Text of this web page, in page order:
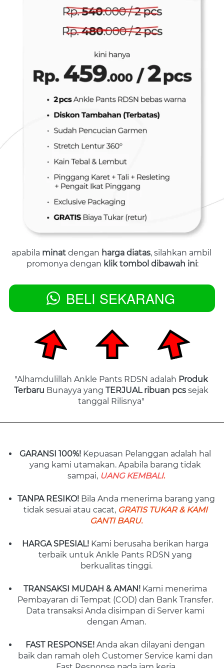
apabila minat dengan harga diatas, silahkan ambil
promonya dengan klik tombol dibawah ini:
` BELI SEKARANG
"Alhamdulillah Ankle Pants RDSN adalah Produk
Terbaru Bunayya yang TERJUAL ribuan pcs sejak
tanggal Rilisnya"
GARANSI 100%! Kepuasan Pelanggan adalah hal
yang kami utamakan. Apabila barang tidak
sampai, UANG KEMBALI.
TANPA RESIKO! Bila Anda menerima barang yang
tidak sesuai atau cacat, GRATIS TUKAR & KAMI
GANTI BARU.
HARGA SPESIAL! Kami berusaha berikan harga
terbaik untuk Ankle Pants RDSN yang
berkualitas tinggi.
TRANSAKSI MUDAH & AMAN! Kami menerima
Pembayaran di Tempat (COD) dan Bank Transfer.
Data transaksi Anda disimpan di Server kami
dengan Aman.
FAST RESPONSE! Anda akan dilayani dengan
baik dan ramah oleh Customer Service kami dan